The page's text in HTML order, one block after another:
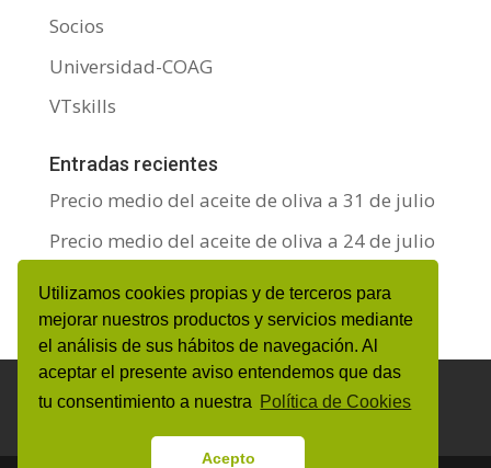
Utilizamos cookies propias y de terceros para
mejorar nuestros productos y servicios mediante
el análisis de sus hábitos de navegación. Al
aceptar el presente aviso entendemos que das
tu consentimiento a nuestra Política de Cookies
Acepto
Socios
Universidad-COAG
VTskills
Entradas recientes
Precio medio del aceite de oliva a 31 de julio
Precio medio del aceite de oliva a 24 de julio
Precio medio del aceite de oliva a 17 de julio
Aviso Legal y Protección de datos personales